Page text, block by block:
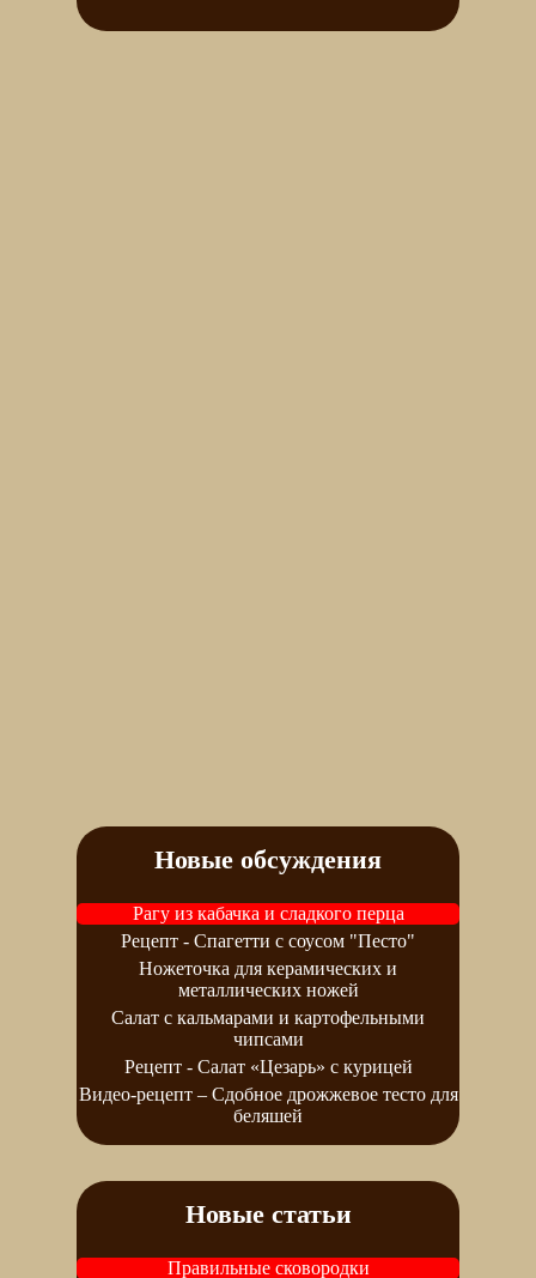
Новые обсуждения
Рагу из кабачка и сладкого перца
Рецепт - Спагетти с соусом "Песто"
Ножеточка для керамических и
металлических ножей
Салат с кальмарами и картофельными
чипсами
Рецепт - Салат «Цезарь» с курицей
Видео-рецепт – Сдобное дрожжевое тесто для
беляшей
Новые статьи
Правильные сковородки